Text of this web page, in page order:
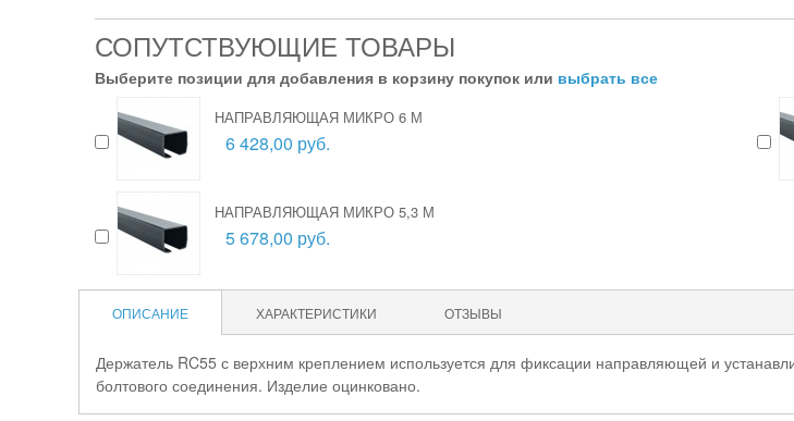
СОПУТСТВУЮЩИЕ ТОВАРЫ
Выберите позиции для добавления в корзину покупок или выбрать все
НАПРАВЛЯЮЩАЯ МИКРО 6 М
6 428,00 руб.
НАПРАВЛЯЮЩАЯ МИКРО 5,3 М
5 678,00 руб.
ОПИСАНИЕ ХАРАКТЕРИСТИКИ ОТЗЫВЫ
Держатель RC55 с верхним креплением используется для фиксации направляющей и
болтового соединения. Изделие оцинковано.